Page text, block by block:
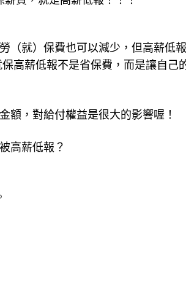
（就）保費也可以減少，但高薪低
高薪低報不是省保費，而是讓自己
額，對給付權益是很大的影響喔！
高薪低報？